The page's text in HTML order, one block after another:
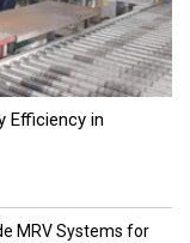
Efficiency in
MRV Systems for